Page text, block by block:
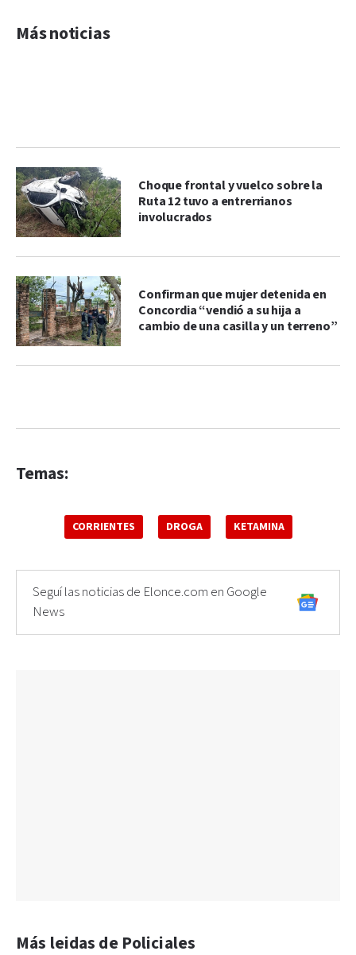
Más noticias
Choque frontal y vuelco sobre la
Ruta 12 tuvo a entrerrianos
involucrados
Confirman que mujer detenida en
Concordia “vendió a su hija a
cambio de una casilla y un terreno”
Temas:
CORRIENTES DROGA KETAMINA
Seguí las noticias de Elonce.com en Google
News
Más leidas de Policiales